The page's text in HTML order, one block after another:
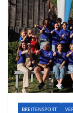
BREITENSPORT